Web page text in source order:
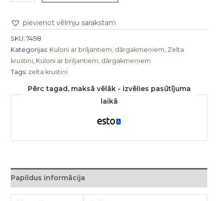
pievienot vēlmju sarakstam
SKU: 7498
Kategorijas: Kuloni ar briljantiem, dārgakmeņiem Zelta
krustiņi, Kuloni ar briljantiem, dārgakmeņiem
Tags: zelta krustiņi
Pērc tagad, maksā vēlāk - izvēlies pasūtījuma
laikā
Papildus informācija